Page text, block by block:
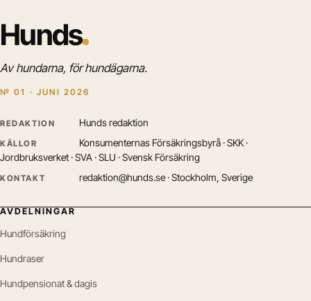
Hunds
Av hundarna, för hundägarna.
№ 01 · JUNI 2026
REDAKTION Hunds redaktion
KÄLLOR
Konsumenternas Försäkringsbyrå · SKK ·
Jordbruksverket · SVA · SLU · Svensk Försäkring
KONTAKT redaktion@hunds.se · Stockholm, Sverige
AVDELNINGAR
Hundförsäkring
Hundraser
Hundpensionat & dagis